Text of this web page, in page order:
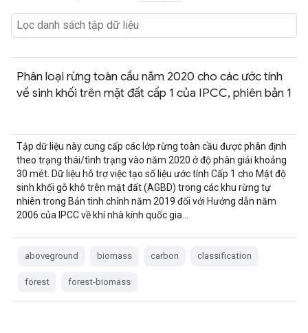
Phân loại rừng toàn cầu năm 2020 cho các ước tính
về sinh khối trên mặt đất cấp 1 của IPCC, phiên bản 1
Tập dữ liệu này cung cấp các lớp rừng toàn cầu được phân định
theo trạng thái/tình trạng vào năm 2020 ở độ phân giải khoảng
30 mét. Dữ liệu hỗ trợ việc tạo số liệu ước tính Cấp 1 cho Mật độ
sinh khối gỗ khô trên mặt đất (AGBD) trong các khu rừng tự
nhiên trong Bản tinh chỉnh năm 2019 đối với Hướng dẫn năm
2006 của IPCC về khí nhà kính quốc gia…
aboveground biomass carbon classification
forest forest-biomass